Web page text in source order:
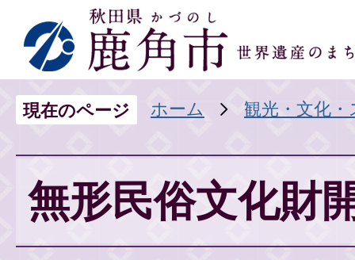
現在のページ ホーム 観光・文化
無形民俗文化財